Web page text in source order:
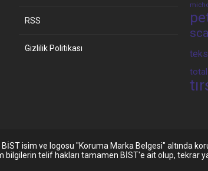
RSS
Gizlilik Politikası
total
isim ve logosu "Koruma Marka Belgesi" altında
bilgilerin telif hakları tamamen BİST'e ait olup, tekrar